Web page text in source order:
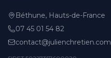
Béthune, Hauts-de-France
07 45 01 54 82
contact@julienchretien.com